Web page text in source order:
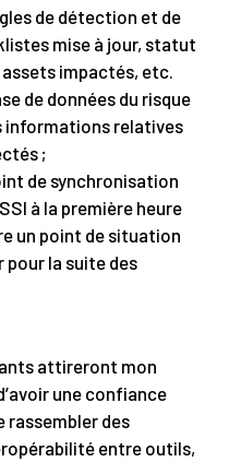
de détection et de
mise à jour, statut
impactés, etc.
de données du risque
informations relatives
;
de synchronisation
à la première heure
un point de situation
pour la suite des
attireront mon
une confiance
rassembler des
entre outils,